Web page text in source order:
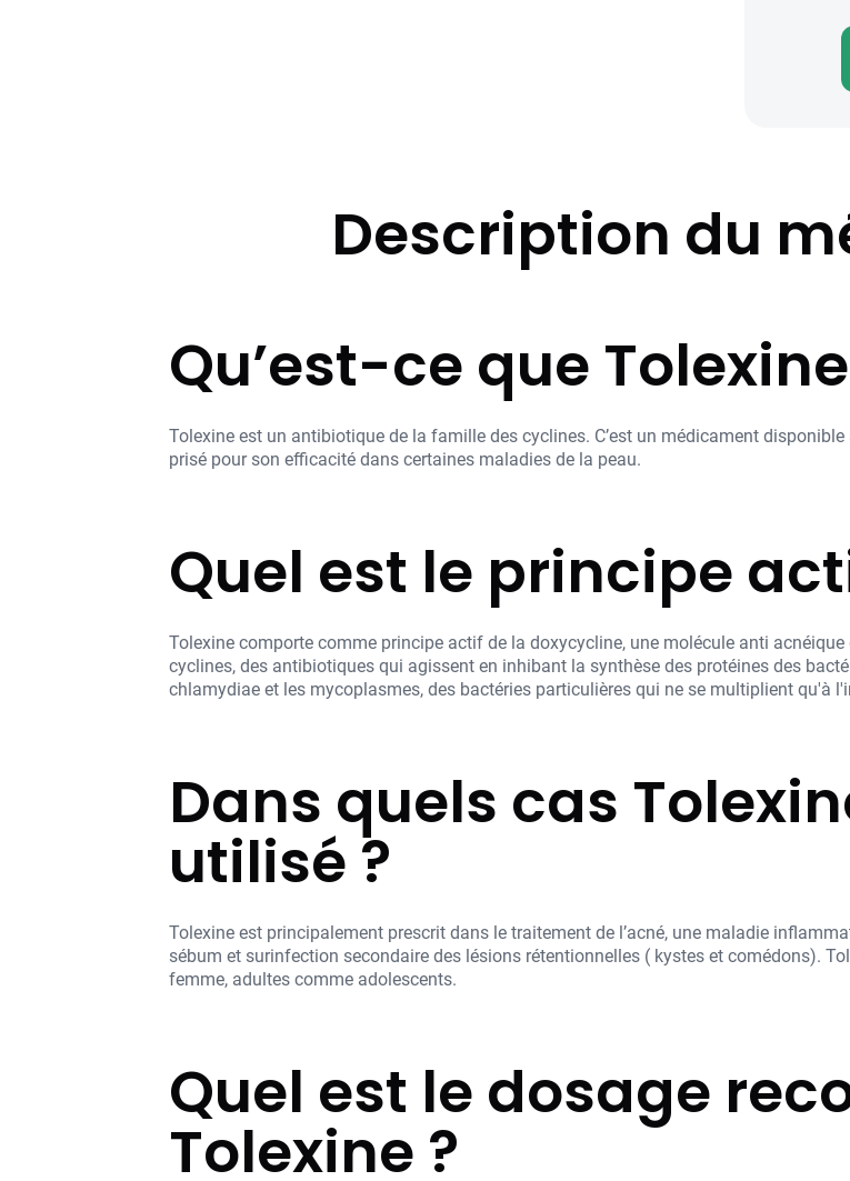
Description du
Qu’est-ce que
Tolexine est un antibiotique de la famille des cyclines. C’est un médicament
prisé pour son efficacité dans certaines maladies de la peau.
Quel est le principe
Tolexine comporte comme principe actif de la doxycycline, une molécule anti
cyclines, des antibiotiques qui agissent en inhibant la synthèse des protéines des
chlamydiae et les mycoplasmes, des bactéries particulières qui ne se multiplient qu'à
Dans quels cas
utilisé ?
Tolexine est principalement prescrit dans le traitement de l’acné, une maladie
sébum et surinfection secondaire des lésions rétentionnelles ( kystes et comédons).
femme, adultes comme adolescents.
Quel est le dosage
Tolexine ?